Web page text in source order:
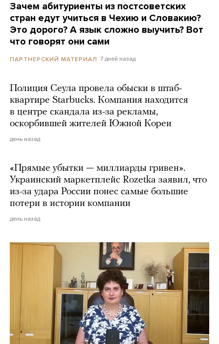
Зачем абитуриенты из постсоветских
стран едут учиться в Чехию и Словакию?
Это дорого? А язык сложно выучить? Вот
что говорят они сами
ПАРТНЕРСКИЙ МАТЕРИАЛ 7 дней назад
Полиция Сеула провела обыски в штаб-
квартире Starbucks. Компания находится
в центре скандала из-за рекламы,
оскорбившей жителей Южной Кореи
день назад
«Прямые убытки — миллиарды гривен».
Украинский маркетплейс Rozetka заявил, что
из-за удара России понес самые большие
потери в истории компании
день назад